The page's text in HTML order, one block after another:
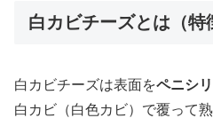
白カビチーズとは（特
白カビチーズは表面をペニシ
白カビ（白色カビ）で覆って